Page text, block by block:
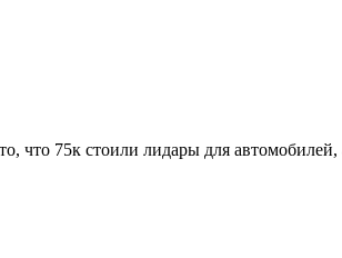
что 75к стоили лидары для